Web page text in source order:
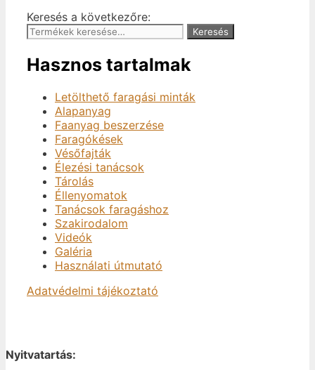
Keresés a következőre:
Keresés
Hasznos tartalmak
Letölthető faragási minták
Alapanyag
Faanyag beszerzése
Faragókések
Vésőfajták
Élezési tanácsok
Tárolás
Éllenyomatok
Tanácsok faragáshoz
Szakirodalom
Videók
Galéria
Használati útmutató
Adatvédelmi tájékoztató
Nyitvatartás: